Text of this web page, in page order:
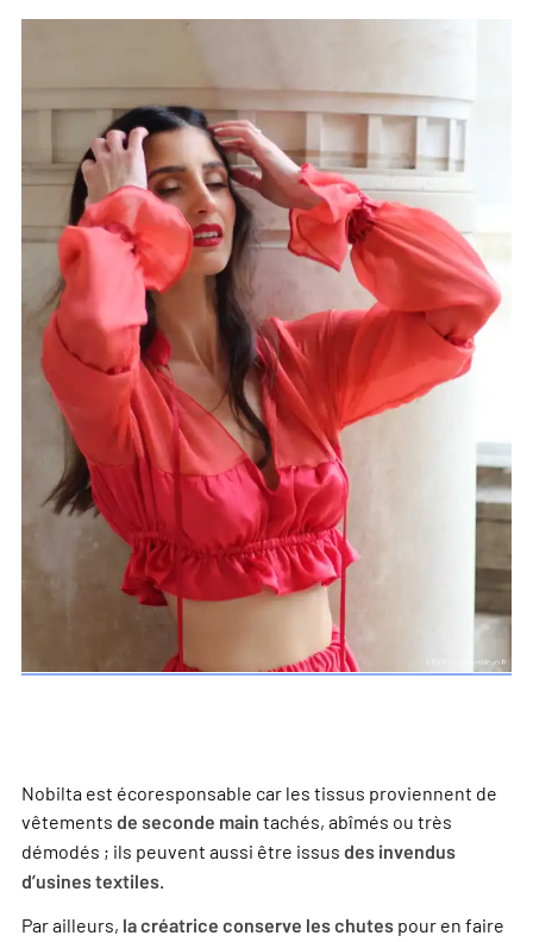
Nobilta est écoresponsable car les tissus proviennent de
vêtements de seconde main tachés, abîmés ou très
démodés ; ils peuvent aussi être issus des invendus
d’usines textiles.
Par ailleurs, la créatrice conserve les chutes pour en faire